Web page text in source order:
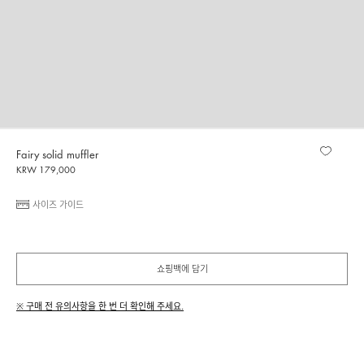
Fairy solid muffler
KRW 179,000
사이즈 가이드
쇼핑백에 담기
※ 구매 전 유의사항을 한 번 더 확인해 주세요.